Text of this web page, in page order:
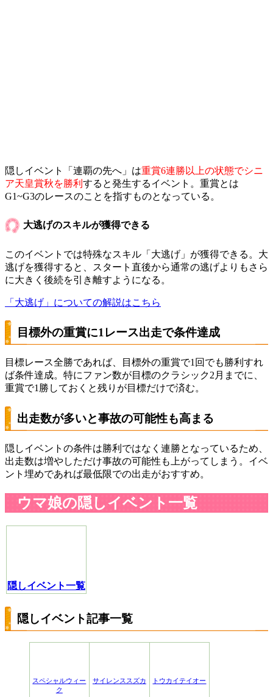
隠しイベント「連覇の先へ」は重賞6連勝以上の状態でシニ
ア天皇賞秋を勝利 すると発生するイベント。重賞とは
G1~G3のレースのことを指すものとなっている。
大逃げのスキルが獲得できる
このイベントでは特殊なスキル「大逃げ」が獲得できる。大
逃げを獲得すると、スタート直後から通常の逃げよりもさら
に大きく後続を引き離すようになる。
「大逃げ」についての解説はこちら
目標外の重賞に1レース出走で条件達成
目標レース全勝であれば、目標外の重賞で1回でも勝利すれ
ば条件達成。特にファン数が目標のクラシック2月までに、
重賞で1勝しておくと残りが目標だけで済む。
出走数が多いと事故の可能性も高まる
隠しイベントの条件は勝利ではなく連勝となっているため、
出走数は増やしただけ事故の可能性も上がってしまう。イベ
ント埋めであれば最低限での出走がおすすめ。
ウマ娘の隠しイベント一覧
隠しイベント一覧
隠しイベント記事一覧
スペシャルウィー
ク
サイレンススズカ トウカイテイオー